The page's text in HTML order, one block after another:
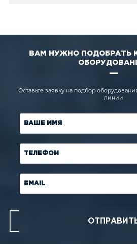
ВАМ НУЖНО ПОДОБРАТЬ
Оставьте заявку на подбор
линии
ВАШЕ ИМЯ
ТЕЛЕФОН
EMAIL